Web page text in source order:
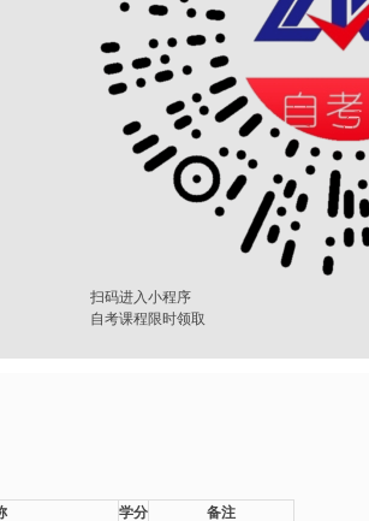
扫码进入小程序
自考课程限时领取
学分 备注